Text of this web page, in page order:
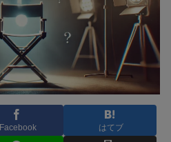
Facebook はてブ